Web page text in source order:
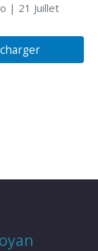
| 21 Juillet